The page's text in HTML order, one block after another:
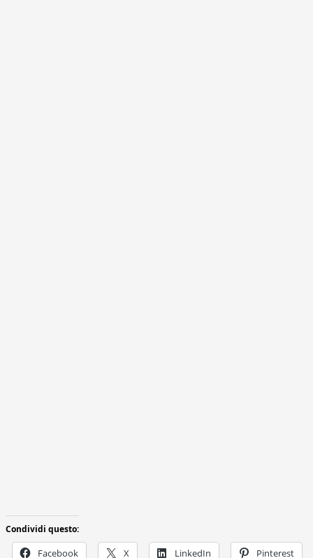
Condividi questo:
Facebook X LinkedIn Pinterest